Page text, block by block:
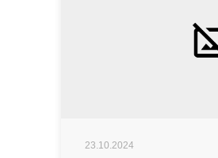
23.10.2024